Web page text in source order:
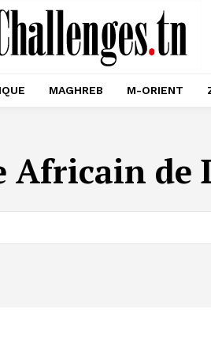
MAGHREB M-ORIENT
Africain de